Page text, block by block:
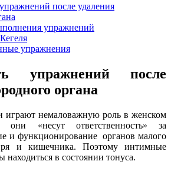
после удаления
упражнений
упражнения
упражнений после
органа
немаловажную роль в женском
они «несут ответственность» за
и функционирование органов малого
и кишечника. Поэтому интимные
в состоянии тонуса.